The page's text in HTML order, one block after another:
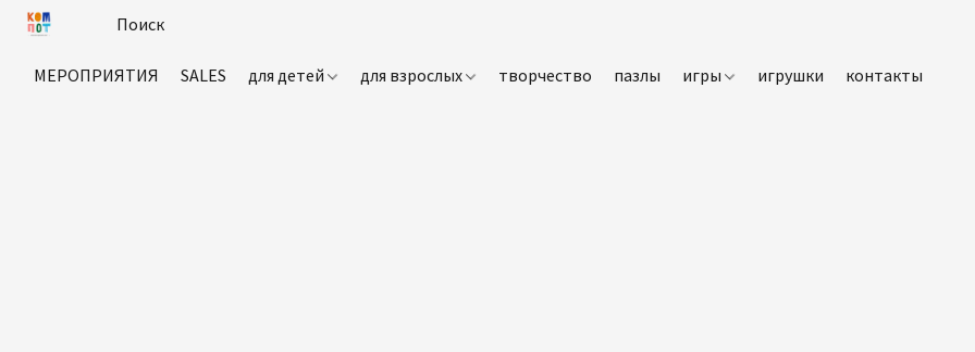
МЕРОПРИЯТИЯ SALES для детей для взрослых творчество пазлы игры игрушки контакты